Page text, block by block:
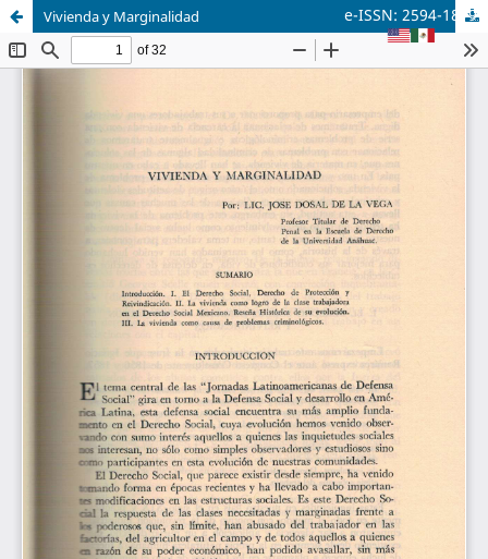
Vivienda y Marginalidad e-ISSN: 2594-1879